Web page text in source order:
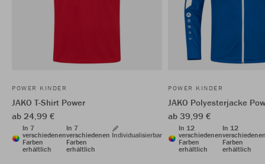
POWER KINDER
JAKO T-Shirt Power
ab 24,99 €
In 7
verschiedenen
Farben
erhältlich
In 7
verschiedenen
Farben
erhältlich
Individualisierbar
POWER KINDER
JAKO Polyesterjacke
ab 39,99 €
In 12
verschiedenen
Farben
erhältlich
In 12
Farben
erhältlich